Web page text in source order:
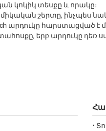
կոկիկ տեսքը և որակը։
շերտը, ինչպես նաև
հարստացված է
երբ արդուկը դեռ
•